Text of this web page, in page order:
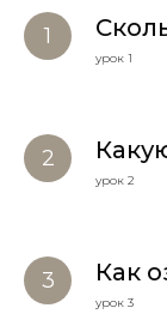
урок 1
урок 2
Как
урок 3